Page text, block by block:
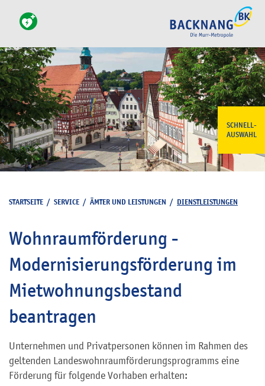
SCHNELL-
AUSWAHL
STARTSEITE / SERVICE / ÄMTER UND LEISTUNGEN / DIENSTLEISTUNGEN
Wohnraumförderung -
Modernisierungsförderung im
Mietwohnungsbestand
beantragen
Unternehmen und Privatpersonen können im Rahmen des
geltenden Landeswohnraumförderungsprogramms eine
Förderung für folgende Vorhaben erhalten: